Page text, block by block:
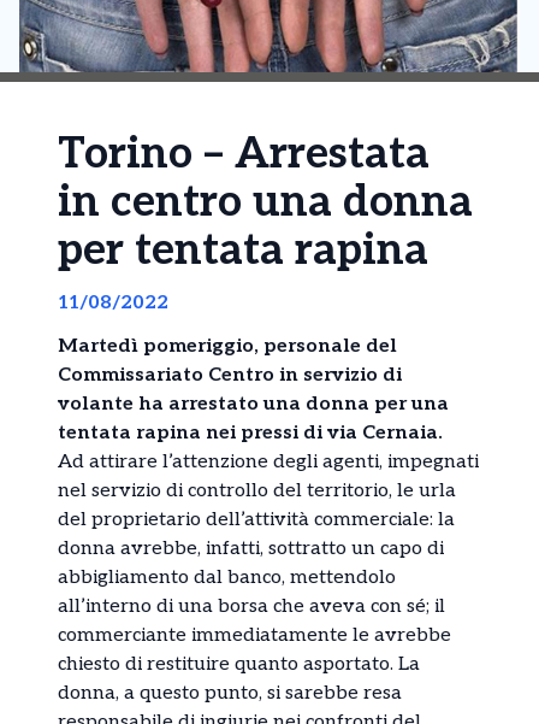
Torino – Arrestata
in centro una donna
per tentata rapina
11/08/2022
Martedì pomeriggio, personale del
Commissariato Centro in servizio di
volante ha arrestato una donna per una
tentata rapina nei pressi di via Cernaia.
Ad attirare l’attenzione degli agenti, impegnati
nel servizio di controllo del territorio, le urla
del proprietario dell’attività commerciale: la
donna avrebbe, infatti, sottratto un capo di
abbigliamento dal banco, mettendolo
all’interno di una borsa che aveva con sé; il
commerciante immediatamente le avrebbe
chiesto di restituire quanto asportato. La
donna, a questo punto, si sarebbe resa